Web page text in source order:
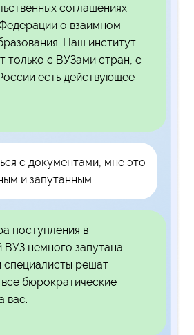
соглашениях
о взаимном
Наш институт
только с ВУЗами стран, с
есть действующее
с документами, мне это
и запутанным.
поступления в
ВУЗ немного запутана.
решат
бюрократические
вас.